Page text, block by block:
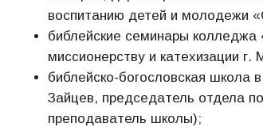
воспитанию детей и молодежи
библейские семинары
миссионерству и катехизации г.
библейско-богословская школа
Зайцев, председатель отдела
преподаватель школы);